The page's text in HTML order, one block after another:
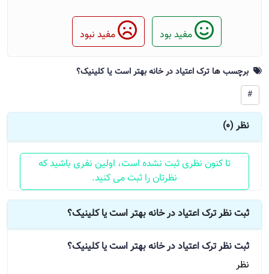
مفید بود مفید نبود
برچسب ها ترک اعتیاد در خانه بهتر است یا کلینیک؟
#
نظر (0)
تا کنون نظری ثبت نشده است، اولین نفری باشید که
نظرتان را ثبت می کنید.
ثبت نظر ترک اعتیاد در خانه بهتر است یا کلینیک؟
ثبت نظرترک اعتیاد در خانه بهتر است یا کلینیک؟
نظر